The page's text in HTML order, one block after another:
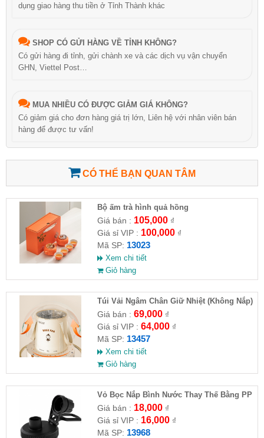
dụng giao hàng thu tiền ở Tỉnh Thành khác
SHOP CÓ GỬI HÀNG VỀ TỈNH KHÔNG?
Có gửi hàng đi tỉnh, gửi chành xe và các dịch vụ vận chuyển
GHN, Viettel Post…
MUA NHIỀU CÓ ĐƯỢC GIẢM GIÁ KHÔNG?
Có giảm giá cho đơn hàng giá trị lớn, Liên hệ với nhân viên bán
hàng để được tư vấn!
CÓ THỂ BẠN QUAN TÂM
Bộ ấm trà hình quả hồng
Giá bán : 105,000₫
Giá sỉ VIP : 100,000₫
Mã SP: 13023
Xem chi tiết
Giỏ hàng
Túi Vải Ngâm Chân Giữ Nhiệt (Không Nắp)
Giá bán : 69,000₫
Giá sỉ VIP : 64,000₫
Mã SP: 13457
Xem chi tiết
Giỏ hàng
Vỏ Bọc Nắp Bình Nước Thay Thế Bằng PP
Cho Xe Hơi
Giá bán : 18,000₫
Giá sỉ VIP : 16,000₫
Mã SP: 13968